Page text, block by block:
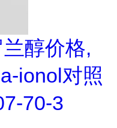
醇价格,
ionol对照
70-3